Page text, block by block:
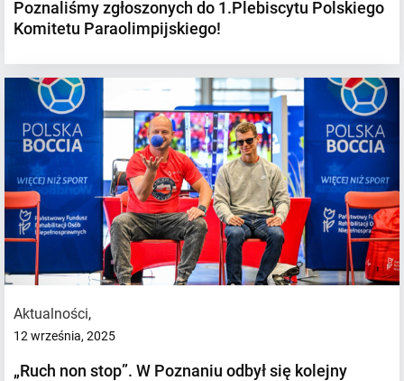
Poznaliśmy zgłoszonych do 1.Plebiscytu Polskiego
Komitetu Paraolimpijskiego!
Aktualności,
12 września, 2025
„Ruch non stop”. W Poznaniu odbył się kolejny